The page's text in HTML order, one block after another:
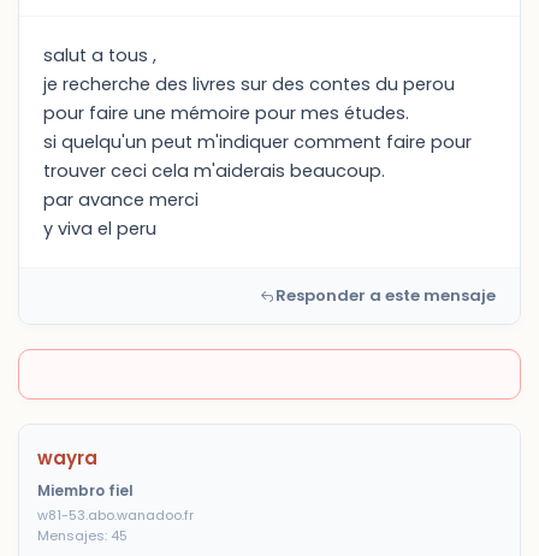
salut a tous ,
je recherche des livres sur des contes du perou
pour faire une mémoire pour mes études.
si quelqu'un peut m'indiquer comment faire pour
trouver ceci cela m'aiderais beaucoup.
par avance merci
y viva el peru
Responder a este mensaje
wayra
Miembro fiel
w81-53.abo.wanadoo.fr
Mensajes: 45